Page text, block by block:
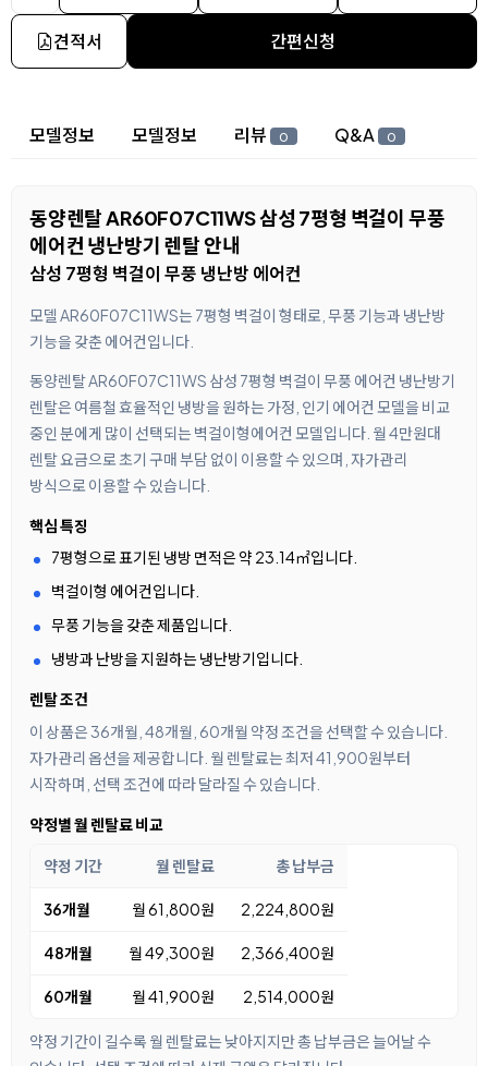
견적서 간편신청
상세 정보
모델정보 모델정보 리뷰 0 Q&A 0
동양렌탈 AR60F07C11WS 삼성 7평형 벽걸이 무풍
에어컨 냉난방기 렌탈 안내
삼성 7평형 벽걸이 무풍 냉난방 에어컨
모델 AR60F07C11WS는 7평형 벽걸이 형태로, 무풍 기능과 냉난방
기능을 갖춘 에어컨입니다.
동양렌탈 AR60F07C11WS 삼성 7평형 벽걸이 무풍 에어컨 냉난방기
렌탈은 여름철 효율적인 냉방을 원하는 가정, 인기 에어컨 모델을 비교
중인 분에게 많이 선택되는 벽걸이형에어컨 모델입니다. 월 4만원대
렌탈 요금으로 초기 구매 부담 없이 이용할 수 있으며, 자가관리
방식으로 이용할 수 있습니다.
핵심 특징
7평형으로 표기된 냉방 면적은 약 23.14㎡입니다.
벽걸이형 에어컨입니다.
무풍 기능을 갖춘 제품입니다.
냉방과 난방을 지원하는 냉난방기입니다.
렌탈 조건
이 상품은 36개월, 48개월, 60개월 약정 조건을 선택할 수 있습니다.
자가관리 옵션을 제공합니다. 월 렌탈료는 최저 41,900원부터
시작하며, 선택 조건에 따라 달라질 수 있습니다.
약정별 월 렌탈료 비교
약정 기간 월 렌탈료 총 납부금
36개월 월 61,800원 2,224,800원
48개월 월 49,300원 2,366,400원
60개월 월 41,900원 2,514,000원
약정 기간이 길수록 월 렌탈료는 낮아지지만 총 납부금은 늘어날 수